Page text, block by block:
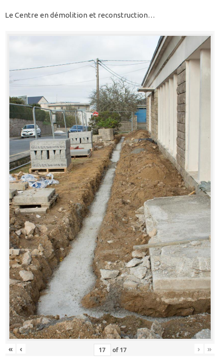
Le Centre en démolition et reconstruction…
« ‹ of 17 › »